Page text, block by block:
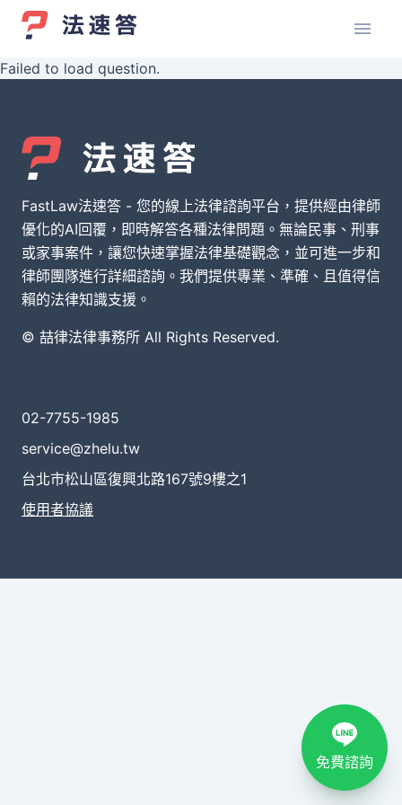
Failed to load question.
FastLaw法速答 - 您的線上法律諮詢平台，提供經由律師
優化的AI回覆，即時解答各種法律問題。無論民事、刑事
或家事案件，讓您快速掌握法律基礎觀念，並可進一步和
律師團隊進行詳細諮詢。我們提供專業、準確、且值得信
賴的法律知識支援。
© 喆律法律事務所 All Rights Reserved.
02-7755-1985
service@zhelu.tw
台北市松山區復興北路167號9樓之1
使用者協議
免費諮詢